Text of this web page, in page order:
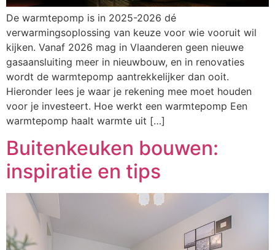
De warmtepomp is in 2025-2026 dé
verwarmingsoplossing van keuze voor wie vooruit wil
kijken. Vanaf 2026 mag in Vlaanderen geen nieuwe
gasaansluiting meer in nieuwbouw, en in renovaties
wordt de warmtepomp aantrekkelijker dan ooit.
Hieronder lees je waar je rekening mee moet houden
voor je investeert. Hoe werkt een warmtepomp Een
warmtepomp haalt warmte uit […]
Buitenkeuken bouwen:
inspiratie en tips